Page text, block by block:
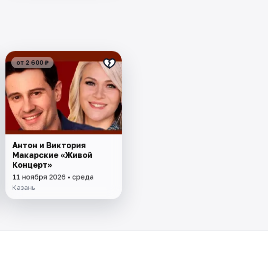
от 2 600 ₽
Антон и Виктория
Макарские «Живой
Концерт»
11 ноября 2026 • среда
Казань